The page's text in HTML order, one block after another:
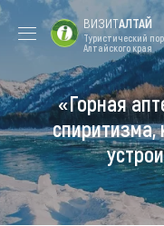
Форум VISIT
ALTAI
Туры
Где побывать
ВИЗИТАЛТАЙ
Туристический
Алтайского края
«Горная
спиритизма,